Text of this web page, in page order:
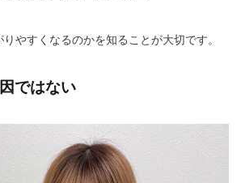
やすくなるのかを知ることが大切です。
ではない